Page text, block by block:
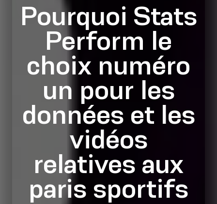
Pourquoi Stats
Perform le
choix numéro
un pour les
données et les
vidéos
relatives aux
paris sportifs